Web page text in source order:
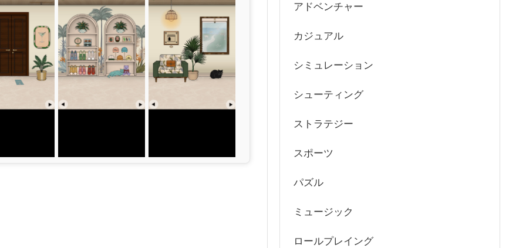
アドベンチャー
カジュアル
シミュレーション
シューティング
ストラテジー
スポーツ
パズル
ミュージック
ロールプレイング